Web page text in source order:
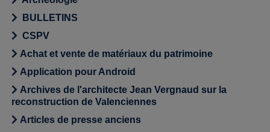
BULLETINS
CSPV
Achat et vente de matériaux du patrimoine
Application pour Android
Archives de l'architecte Jean Vergnaud sur la
reconstruction de Valenciennes
Articles de presse anciens